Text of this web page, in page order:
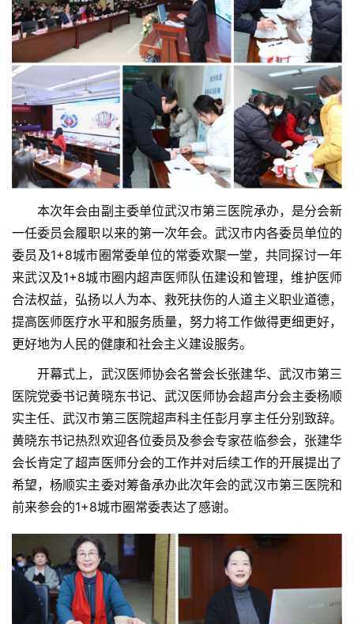
本次年会由副主委单位武汉市第三医院承办，是分会新
一任委员会履职以来的第一次年会。武汉市内各委员单位的
委员及1+8城市圈常委单位的常委欢聚一堂，共同探讨一年
来武汉及1+8城市圈内超声医师队伍建设和管理，维护医师
合法权益，弘扬以人为本、救死扶伤的人道主义职业道德，
提高医师医疗水平和服务质量，努力将工作做得更细更好，
更好地为人民的健康和社会主义建设服务。
开幕式上，武汉医师协会名誉会长张建华、武汉市第三
医院党委书记黄晓东书记、武汉医师协会超声分会主委杨顺
实主任、武汉市第三医院超声科主任彭月享主任分别致辞。
黄晓东书记热烈欢迎各位委员及参会专家莅临参会，张建华
会长肯定了超声医师分会的工作并对后续工作的开展提出了
希望，杨顺实主委对筹备承办此次年会的武汉市第三医院和
前来参会的1+8城市圈常委表达了感谢。